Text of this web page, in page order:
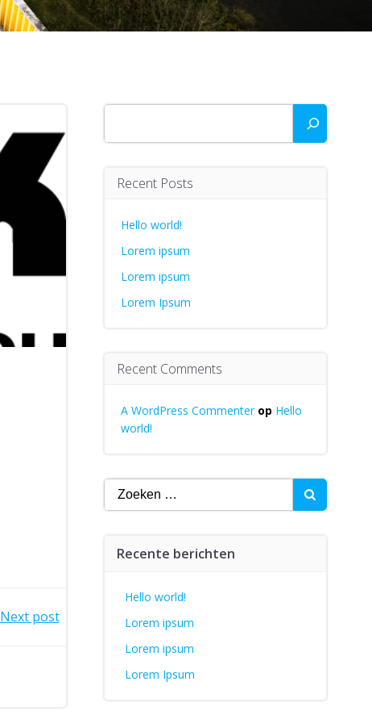
Next post
Zoeken
Recent Posts
Hello world!
Lorem ipsum
Lorem ipsum
Lorem Ipsum
Recent Comments
A WordPress Commenterop Hello
world!
Zoeken
naar:
Recente berichten
Hello world!
Lorem ipsum
Lorem ipsum
Lorem Ipsum